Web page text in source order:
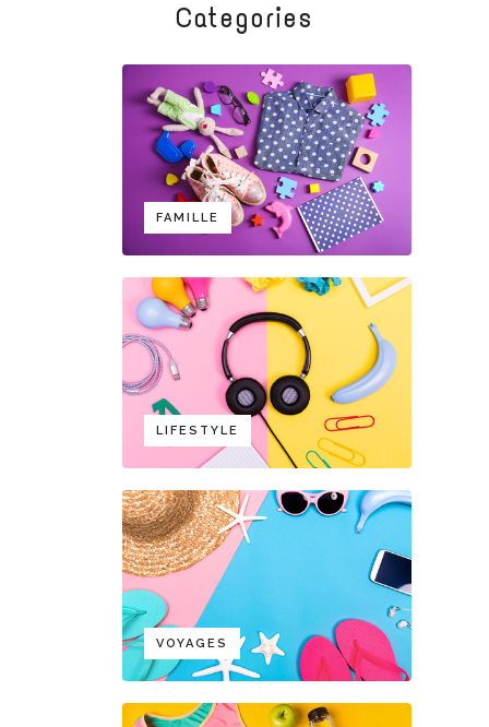
Categories
FAMILLE
LIFESTYLE
VOYAGES